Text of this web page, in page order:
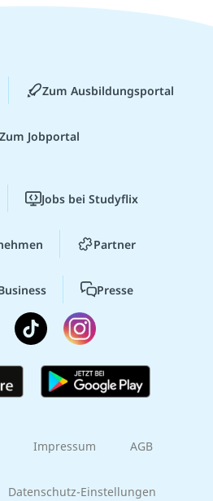
Zum Ausbildungsportal
Jobportal
Jobs bei Studyflix
Partner
Presse
Impressum AGB
Datenschutz-Einstellungen